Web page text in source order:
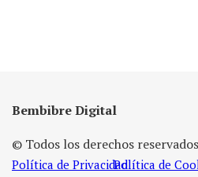
Bembibre Digital
© Todos los derechos
Política de PrivacidadPolítica de